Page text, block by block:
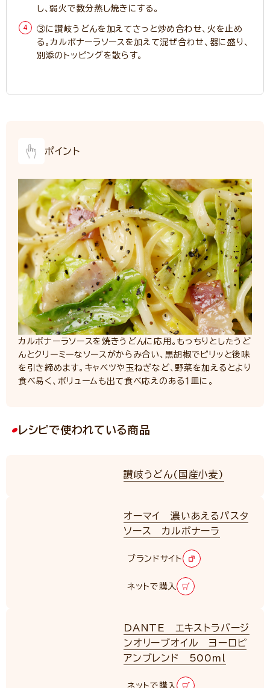
し、弱火で数分蒸し焼きにする。
③に讃岐うどんを加えてさっと炒め合わせ、火を止め
る。カルボナーラソースを加えて混ぜ合わせ、器に盛り、
別添のトッピングを散らす。
ポイント
カルボナーラソースを焼きうどんに応用。もっちりとしたうど
んとクリーミーなソースがからみ合い、黒胡椒でピリッと後味
を引き締めます。キャベツや玉ねぎなど、野菜を加えるとより
食べ易く、ボリュームも出て食べ応えのある１皿に。
レシピで使われている商品
讃岐うどん(国産小麦)
オーマイ 濃いあえるパスタ
ソース カルボナーラ
ブランドサイト
ネットで購入
DANTE エキストラバージ
ンオリーブオイル ヨーロピ
アンブレンド 500ml
ネットで購入